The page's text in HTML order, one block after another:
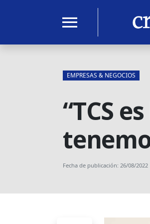
menu
EMPRESAS & NEGOCIOS
“TCS
Fecha de publicación: 26/08/2022